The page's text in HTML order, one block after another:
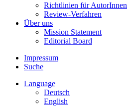
Richtlinien für AutorInnen
Review-Verfahren
Über uns
Mission Statement
Editorial Board
Impressum
Suche
Language
Deutsch
English